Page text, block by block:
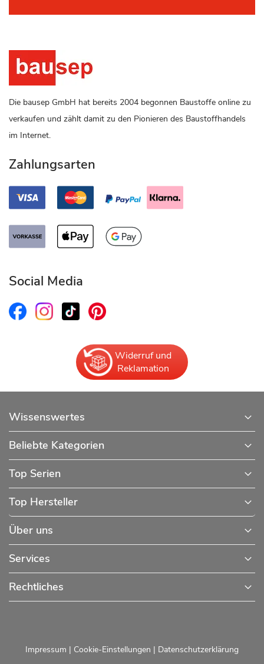
Die bausep GmbH hat bereits 2004 begonnen Baustoffe online zu
verkaufen und zählt damit zu den Pionieren des Baustoffhandels
im Internet.
Zahlungsarten
Social Media
Widerruf und
Reklamation
Wissenswertes
Beliebte Kategorien
Top Serien
Top Hersteller
Über uns
Services
Rechtliches
Impressum | Cookie-Einstellungen | Datenschutzerklärung